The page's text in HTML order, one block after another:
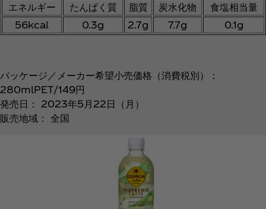
エネルギー
たんぱく質 脂質 炭水化物
食塩相当量
56kcal
0.3g 2.7g 7.7g 0.1g
パッケージ／メーカー希望小売価格（消費税別）：
280mlPET/149円
発売日： 2023年5月22日（月）
販売地域： 全国